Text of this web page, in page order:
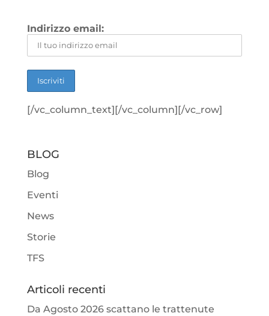
Indirizzo email:
[/vc_column_text][/vc_column][/vc_row]
BLOG
Blog
Eventi
News
Storie
TFS
Articoli recenti
Da Agosto 2026 scattano le trattenute